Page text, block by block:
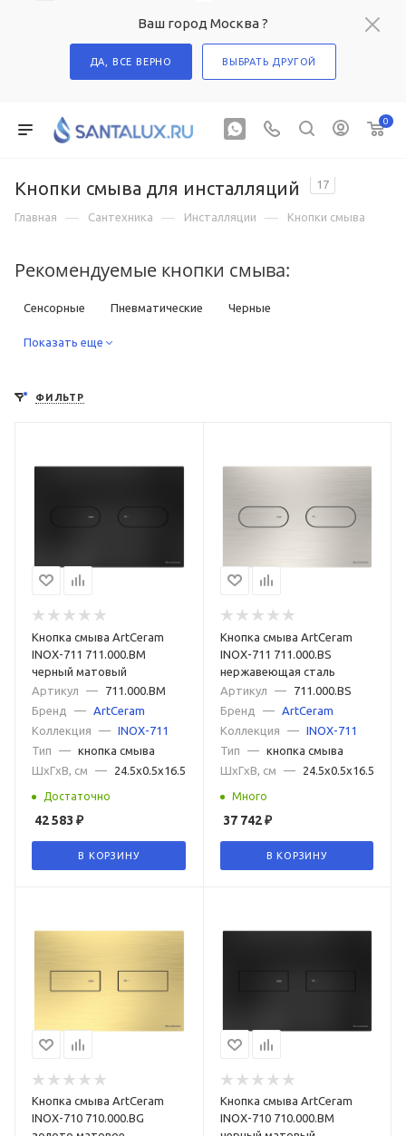
Ваш город Москва ?
ДА, ВСЕ ВЕРНО ВЫБРАТЬ ДРУГОЙ
0
Кнопки смыва для инсталляций 17
Главная — Сантехника — Инсталляции — Кнопки смыва
Рекомендуемые кнопки смыва:
Сенсорные Пневматические Черные
Под золото
Показать еще
ФИЛЬТР
Кнопка смыва ArtCeram
INOX-711 711.000.BM
черный матовый
Артикул
—
711.000.BM
Бренд
—
ArtCeram
Коллекция
— INOX-711
Тип
— кнопка смыва
ШxГxВ, см
— 24.5x0.5x16.5
Достаточно
42 583 ₽
В КОРЗИНУ
Кнопка смыва ArtCeram
INOX-711 711.000.BS
нержавеющая сталь
Артикул
—
711.000.BS
Бренд
—
ArtCeram
Коллекция
—
INOX-711
Тип
—
кнопка смыва
ШxГxВ, см
— 24.5x0.5x16.5
Много
37 742₽
В КОРЗИНУ
Кнопка смыва ArtCeram
INOX-710 710.000.BG
Кнопка смыва ArtCeram
INOX-710 710.000.BM